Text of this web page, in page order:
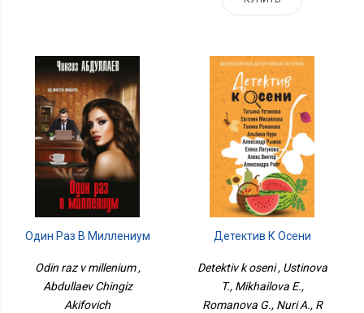
Один Раз В Миллениум
Odin raz v millenium ,
Abdullaev Chingiz
Akifovich
Детектив К Осени
Detektiv k oseni , Ustinova
T., Mikhailova E.,
Romanova G., Nuri A., R